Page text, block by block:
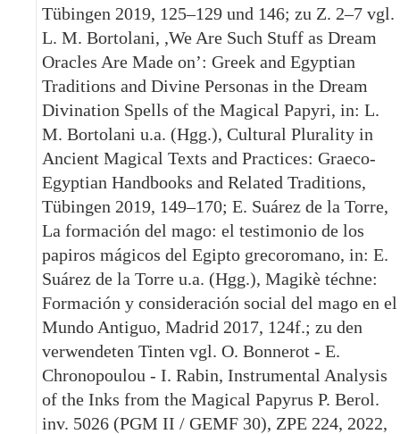
Tübingen 2019, 125–129 und 146; zu Z. 2–7 vgl.
L. M. Bortolani, ,We Are Such Stuff as Dream
Oracles Are Made on’: Greek and Egyptian
Traditions and Divine Personas in the Dream
Divination Spells of the Magical Papyri, in: L.
M. Bortolani u.a. (Hgg.), Cultural Plurality in
Ancient Magical Texts and Practices: Graeco-
Egyptian Handbooks and Related Traditions,
Tübingen 2019, 149–170; E. Suárez de la Torre,
La formación del mago: el testimonio de los
papiros mágicos del Egipto grecoromano, in: E.
Suárez de la Torre u.a. (Hgg.), Magikè téchne:
Formación y consideración social del mago en el
Mundo Antiguo, Madrid 2017, 124f.; zu den
verwendeten Tinten vgl. O. Bonnerot - E.
Chronopoulou - I. Rabin, Instrumental Analysis
of the Inks from the Magical Papyrus P. Berol.
inv. 5026 (PGM II / GEMF 30), ZPE 224, 2022,